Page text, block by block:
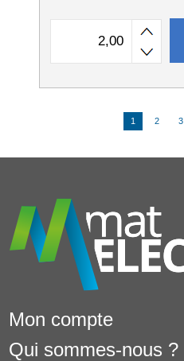
1 2 3
Mon compte
Qui sommes-nous ?